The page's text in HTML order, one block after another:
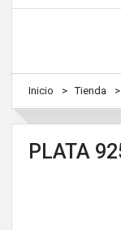
Inicio Tienda
PLATA